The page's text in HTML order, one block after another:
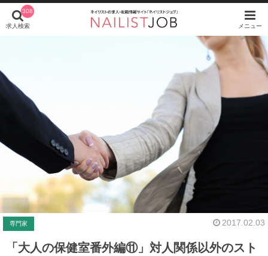
308
求人検索 メニュー
専門家 2017.02.03
「大人の保健室番外編⑪」対人関係以外のスト